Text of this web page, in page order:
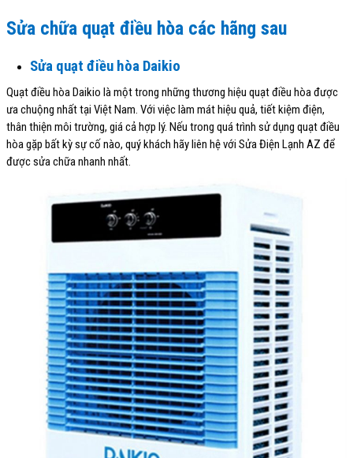
Sửa chữa quạt điều hòa các hãng sau
Sửa quạt điều hòa Daikio
Quạt điều hòa Daikio là một trong những thương hiệu quạt điều hòa được
ưa chuộng nhất tại Việt Nam. Với việc làm mát hiệu quả, tiết kiệm điện,
thân thiện môi trường, giá cả hợp lý. Nếu trong quá trình sử dụng quạt điều
hòa gặp bất kỳ sự cố nào, quý khách hãy liên hệ với Sửa Điện Lạnh AZ để
được sửa chữa nhanh nhất.